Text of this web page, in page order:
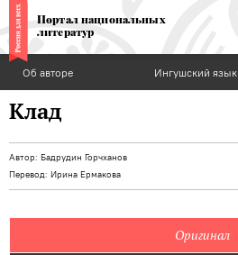
Портал национальных
литератур
Об авторе Ингушский язык
Клад
Автор: Бадрудин Горчханов
Перевод: Ирина Ермакова
Оригинал